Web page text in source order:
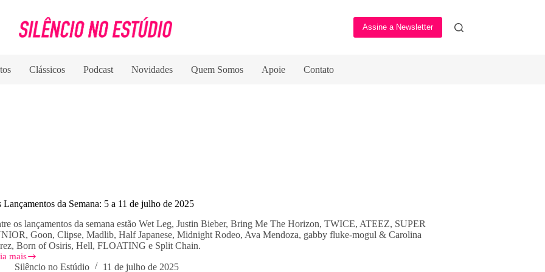
Assine a Newsletter
Clássicos Podcast Novidades Quem Somos Apoie Contato
Lançamentos da Semana: 5 a 11 de julho de 2025
os lançamentos da semana estão Wet Leg, Justin Bieber, Bring Me The Horizon, TWICE, ATEEZ, SUPER
Goon, Clipse, Madlib, Half Japanese, Midnight Rodeo, Ava Mendoza, gabby fluke-mogul & Carolina
Born of Osiris, Hell, FLOATING e Split Chain.
mais
Silêncio no Estúdio 11 de julho de 2025